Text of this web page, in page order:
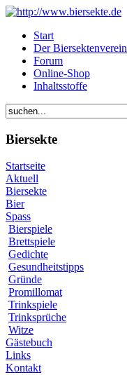
Start
Der Biersektenverein
Forum
Online-Shop
Inhaltsstoffe
Biersekte
Startseite
Aktuell
Biersekte
Bier
Spass
Bierspiele
Brettspiele
Gedichte
Gesundheitstipps
Gründe
Promillomat
Trinkspiele
Trinksprüche
Witze
Gästebuch
Links
Kontakt